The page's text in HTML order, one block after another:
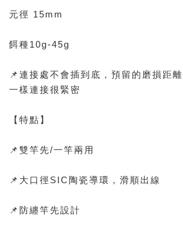
元徑 15mm
餌種10g-45g
📌連接處不會插到底，預留的磨損距
一樣連接很緊密
【特點】
📌雙竿先/一竿兩用
📌大口徑SIC陶瓷導環，滑順出線
📌防纏竿先設計